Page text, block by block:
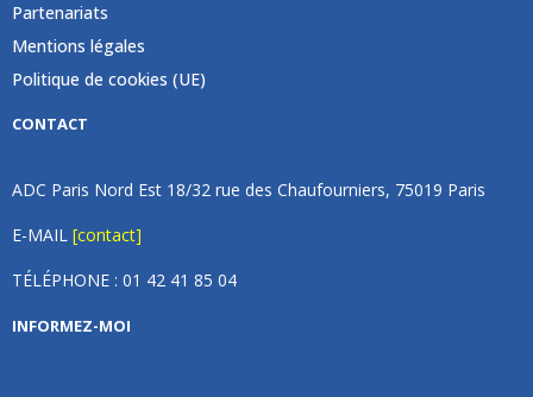
Partenariats
Mentions légales
Politique de cookies (UE)
CONTACT
ADC Paris Nord Est 18/32 rue des Chaufourniers, 75019 Paris
E-MAIL [contact]
TÉLÉPHONE : 01 42 41 85 04
INFORMEZ-MOI